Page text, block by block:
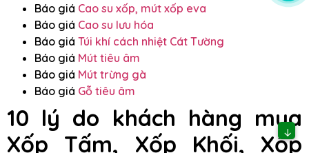
Báo giá Cao su xốp, mút xốp eva
Báo giá Cao su lưu hóa
Báo giá Túi khí cách nhiệt Cát Tường
Báo giá Mút tiêu âm
Báo giá Mút trừng gà
Báo giá Gỗ tiêu âm
10 lý do khách hàng mua
Xốp Tấm, Xốp Khối, Xốp
↓